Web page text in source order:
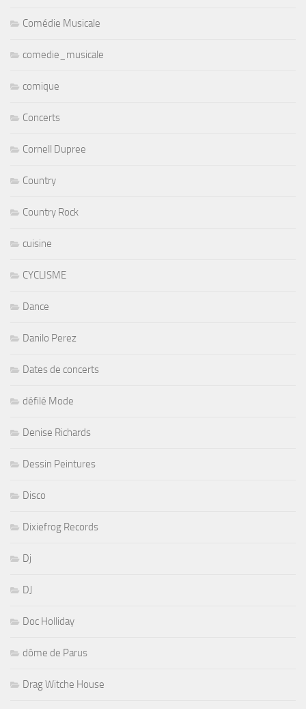
Comédie Musicale
comedie_musicale
comique
Concerts
Cornell Dupree
Country
Country Rock
cuisine
CYCLISME
Dance
Danilo Perez
Dates de concerts
défilé Mode
Denise Richards
Dessin Peintures
Disco
Dixiefrog Records
Dj
DJ
Doc Holliday
dôme de Parus
Drag Witche House